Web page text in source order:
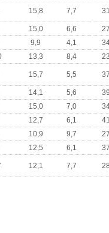
15,8 7,7
15,0 6,6
9,9 4,1
13,3 8,4
15,7 5,5
14,1 5,6
15,0 7,0
12,7 6,1
10,9 9,7
12,5 6,1
12,1 7,7